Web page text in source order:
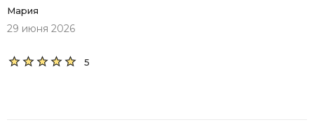
Мария
29 июня 2026
5